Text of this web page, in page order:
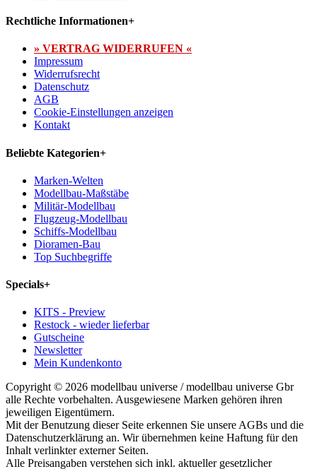
Rechtliche Informationen+
» VERTRAG WIDERRUFEN «
Impressum
Widerrufsrecht
Datenschutz
AGB
Cookie-Einstellungen anzeigen
Kontakt
Beliebte Kategorien+
Marken-Welten
Modellbau-Maßstäbe
Militär-Modellbau
Flugzeug-Modellbau
Schiffs-Modellbau
Dioramen-Bau
Top Suchbegriffe
Specials+
KITS - Preview
Restock - wieder lieferbar
Gutscheine
Newsletter
Mein Kundenkonto
Copyright © 2026 modellbau universe / modellbau universe Gbr
alle Rechte vorbehalten. Ausgewiesene Marken gehören ihren
jeweiligen Eigentümern.
Mit der Benutzung dieser Seite erkennen Sie unsere AGBs und die
Datenschutzerklärung an. Wir übernehmen keine Haftung für den
Inhalt verlinkter externer Seiten.
Alle Preisangaben verstehen sich inkl. aktueller gesetzlicher